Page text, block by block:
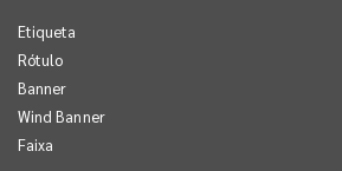
Etiqueta
Rótulo
Banner
Wind Banner
Faixa